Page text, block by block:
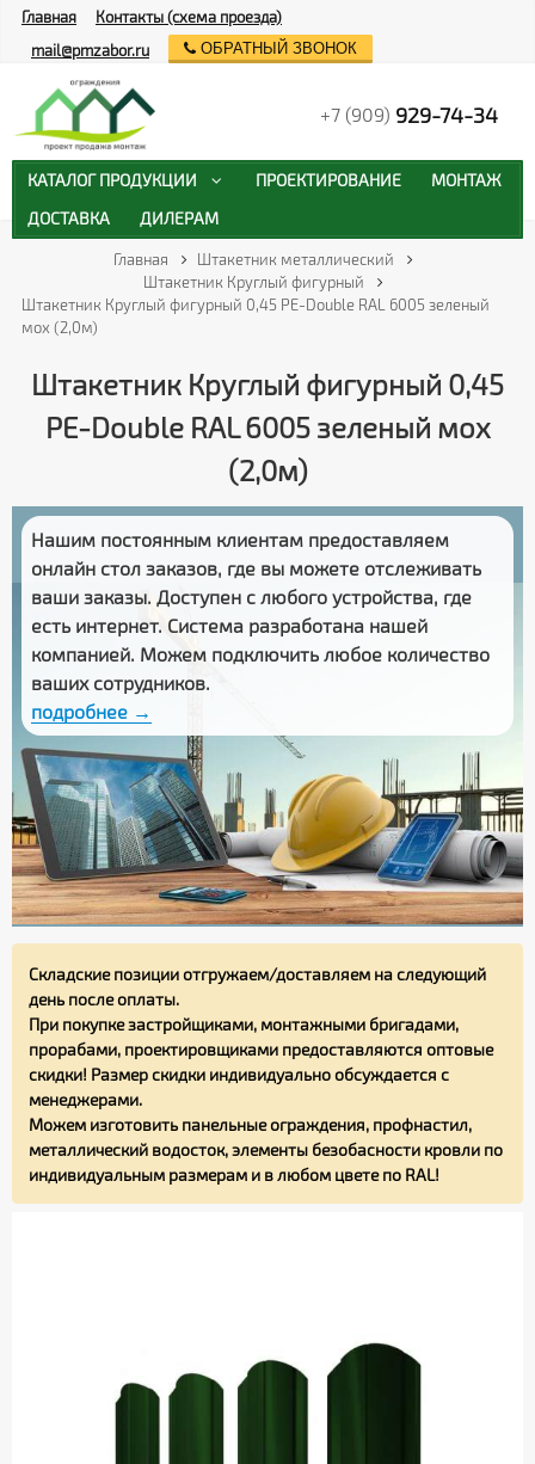
Главная
Штакетник металлический
Штакетник Круглый фигурный
Штакетник Круглый фигурный 0,45 PE-Double RAL 6005 зеленый
мох (2,0м)
Штакетник Круглый фигурный 0,45
PE-Double RAL 6005 зеленый мох
(2,0м)
Нашим постоянным клиентам предоставляем
онлайн стол заказов, где вы можете отслеживать
ваши заказы. Доступен с любого устройства, где
есть интернет. Система разработана нашей
компанией. Можем подключить любое количество
ваших сотрудников.
подробнее →
Складские позиции отгружаем/доставляем на следующий
день после оплаты.
При покупке застройщиками, монтажными бригадами,
прорабами, проектировщиками предоставляются оптовые
скидки! Размер скидки индивидуально обсуждается с
менеджерами.
Можем изготовить панельные ограждения, профнастил,
металлический водосток, элементы безобасности кровли по
индивидуальным размерам и в любом цвете по RAL!
Главная
Контакты (схема проезда)
mail@pmzabor.ru
ОБРАТНЫЙ ЗВОНОК
+7 (909) 929-74-34
КАТАЛОГ ПРОДУКЦИИ ПРОЕКТИРОВАНИЕ
МОНТАЖ
ДОСТАВКА
ДИЛЕРАМ